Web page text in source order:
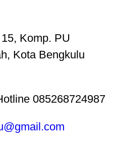
Komp. PU
Kota Bengkulu
085268724987